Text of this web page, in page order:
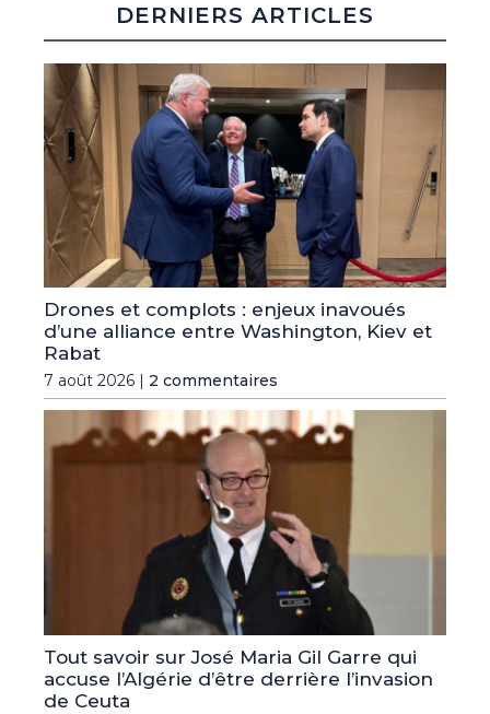
DERNIERS ARTICLES
Drones et complots : enjeux inavoués
d’une alliance entre Washington, Kiev et
Rabat
7 août 2026 | 2 commentaires
Tout savoir sur José Maria Gil Garre qui
accuse l’Algérie d’être derrière l’invasion
de Ceuta